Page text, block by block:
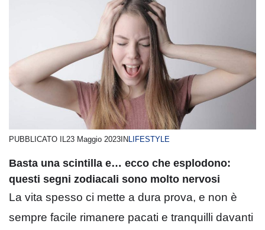
PUBBLICATO IL 23 Maggio 2023 IN LIFESTYLE
Basta una scintilla e… ecco che esplodono:
questi segni zodiacali sono molto nervosi
La vita spesso ci mette a dura prova, e non è
sempre facile rimanere pacati e tranquilli davanti